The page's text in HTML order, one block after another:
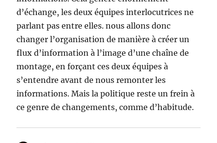
d’échange, les deux équipes interlocutrices ne
parlant pas entre elles. nous allons donc
changer l’organisation de manière à créer un
flux d’information à l’image d’une chaîne de
montage, en forçant ces deux équipes à
s’entendre avant de nous remonter les
informations. Mais la politique reste un frein à
ce genre de changements, comme d’habitude.